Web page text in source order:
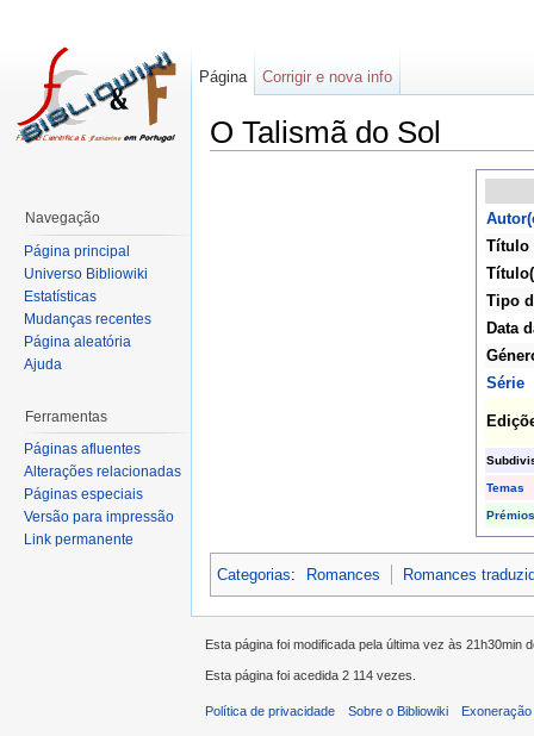
O Talismã do Sol
Título
Tipo
Data
Série
Temas
Prémios
Categorias: Romances Romances
Página Corrigir e nova info
Navegação
Página principal
Universo Bibliowiki
Estatísticas
Mudanças recentes
Página aleatória
Ajuda
Ferramentas
Páginas afluentes
Alterações relacionadas
Páginas especiais
Versão para impressão
Link permanente
Esta página foi modificada pela última vez às 21h30min
Esta página foi acedida 2 114 vezes.
Política de privacidade Sobre o Bibliowiki